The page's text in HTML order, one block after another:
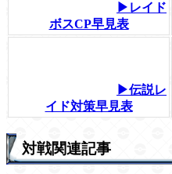
▶レイド
ボスCP早見表
▶伝説レ
イド対策早見表
対戦関連記事